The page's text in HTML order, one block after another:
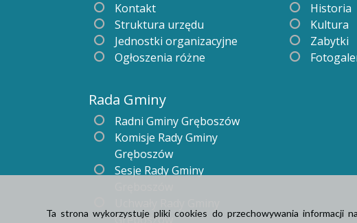
Kontakt
Struktura urzędu
Jednostki organizacyjne
Ogłoszenia różne
Rada Gminy
Radni Gminy Gręboszów
Komisje Rady Gminy
Gręboszów
Sesje Rady Gminy
Gręboszów
Historia
Kultura
Zabytki
Ta strona wykorzystuje pliki cookies do przechowywania informacji